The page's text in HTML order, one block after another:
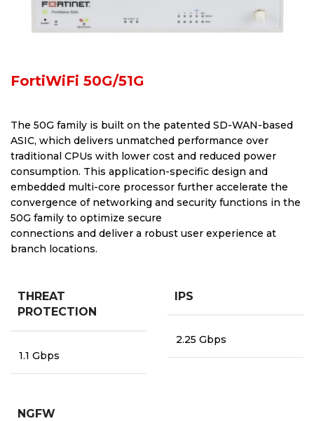
FortiWiFi 50G/51G
The 50G family is built on the patented SD-WAN-based
ASIC, which delivers unmatched performance over
traditional CPUs with lower cost and reduced power
consumption. This application-specific design and
embedded multi-core processor further accelerate the
convergence of networking and security functions in the
50G family to optimize secure
connections and deliver a robust user experience at
branch locations.
THREAT
PROTECTION
1.1 Gbps
IPS
2.25 Gbps
NGFW